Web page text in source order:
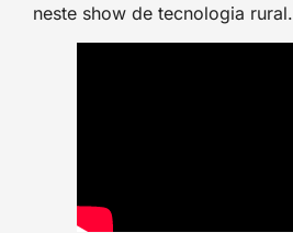
neste show de tecnologia rural.